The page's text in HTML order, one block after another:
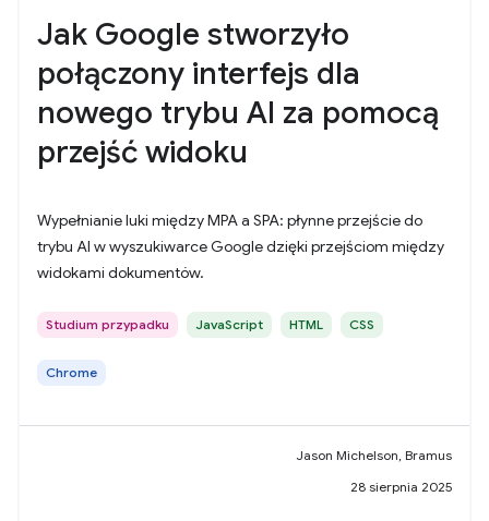
Jak Google stworzyło
połączony interfejs dla
nowego trybu AI za pomocą
przejść widoku
Wypełnianie luki między MPA a SPA: płynne przejście do
trybu AI w wyszukiwarce Google dzięki przejściom między
widokami dokumentów.
Studium przypadku JavaScript HTML CSS
Chrome
Jason Michelson, Bramus
28 sierpnia 2025